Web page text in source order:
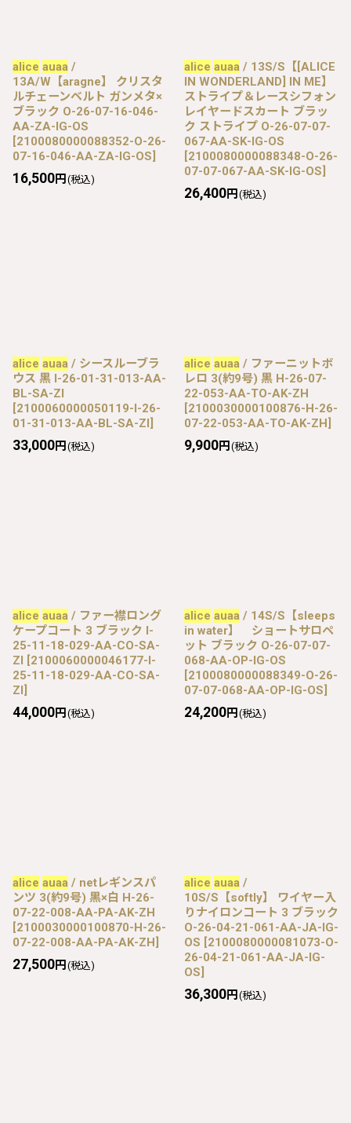
alice auaa /
13A/W【aragne】 クリスタ
ルチェーンベルト ガンメタ×
ブラック O-26-07-16-046-
AA-ZA-IG-OS
[2100080000088352-O-26-
07-16-046-AA-ZA-IG-OS]
16,500円 (税込)
alice auaa / 13S/S【[ALICE
IN WONDERLAND] IN ME】
ストライプ＆レースシフォン
レイヤードスカート ブラッ
ク ストライプ O-26-07-07-
067-AA-SK-IG-OS
[2100080000088348-O-26-
07-07-067-AA-SK-IG-OS]
26,400円 (税込)
alice auaa / シースルーブラ
ウス 黒 I-26-01-31-013-AA-
BL-SA-ZI
[2100060000050119-I-26-
01-31-013-AA-BL-SA-ZI]
33,000円 (税込)
alice auaa / ファーニットボ
レロ 3(約9号) 黒 H-26-07-
22-053-AA-TO-AK-ZH
[2100030000100876-H-26-
07-22-053-AA-TO-AK-ZH]
9,900円 (税込)
alice auaa / ファー襟ロング
ケープコート 3 ブラック I-
25-11-18-029-AA-CO-SA-
ZI [2100060000046177-I-
25-11-18-029-AA-CO-SA-
ZI]
44,000円 (税込)
alice auaa / 14S/S【sleeps
in water】 ショートサロペ
ット ブラック O-26-07-07-
068-AA-OP-IG-OS
[2100080000088349-O-26-
07-07-068-AA-OP-IG-OS]
24,200円 (税込)
alice auaa / netレギンスパ
ンツ 3(約9号) 黒×白 H-26-
07-22-008-AA-PA-AK-ZH
[2100030000100870-H-26-
07-22-008-AA-PA-AK-ZH]
27,500円 (税込)
alice auaa /
10S/S【softly】 ワイヤー入
りナイロンコート 3 ブラック
O-26-04-21-061-AA-JA-IG-
OS [2100080000081073-O-
26-04-21-061-AA-JA-IG-
OS]
36,300円 (税込)